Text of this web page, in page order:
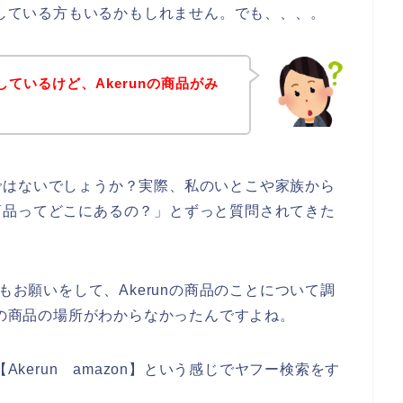
いる方もいるかもしれません。でも、、、。
ているけど、Akerunの商品がみ
ないでしょうか？実際、私のいとこや家族から
ってどこにあるの？」とずっと質問されてきた
お願いをして、Akerunの商品のことについて調
品の場所がわからなかったんですよね。
amazon】という感じでヤフー検索をす